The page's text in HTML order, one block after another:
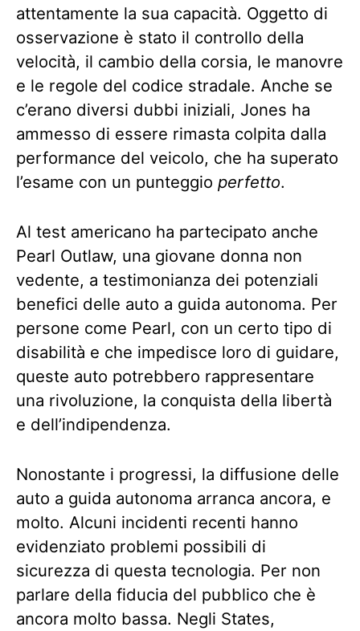
attentamente la sua capacità. Oggetto di
osservazione è stato il controllo della
velocità, il cambio della corsia, le manovre
e le regole del codice stradale. Anche se
c’erano diversi dubbi iniziali, Jones ha
ammesso di essere rimasta colpita dalla
performance del veicolo, che ha superato
l’esame con un punteggio perfetto.
Al test americano ha partecipato anche
Pearl Outlaw, una giovane donna non
vedente, a testimonianza dei potenziali
benefici delle auto a guida autonoma. Per
persone come Pearl, con un certo tipo di
disabilità e che impedisce loro di guidare,
queste auto potrebbero rappresentare
una rivoluzione, la conquista della libertà
e dell’indipendenza.
Nonostante i progressi, la diffusione delle
auto a guida autonoma arranca ancora, e
molto. Alcuni incidenti recenti hanno
evidenziato problemi possibili di
sicurezza di questa tecnologia. Per non
parlare della fiducia del pubblico che è
ancora molto bassa. Negli States,